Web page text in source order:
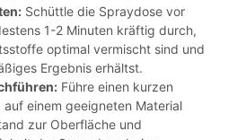
Schüttle die Spraydose vor
1-2 Minuten kräftig durch,
optimal vermischt sind und
Ergebnis erhältst.
Führe einen kurzen
einem geeigneten Material
zur Oberfläche und